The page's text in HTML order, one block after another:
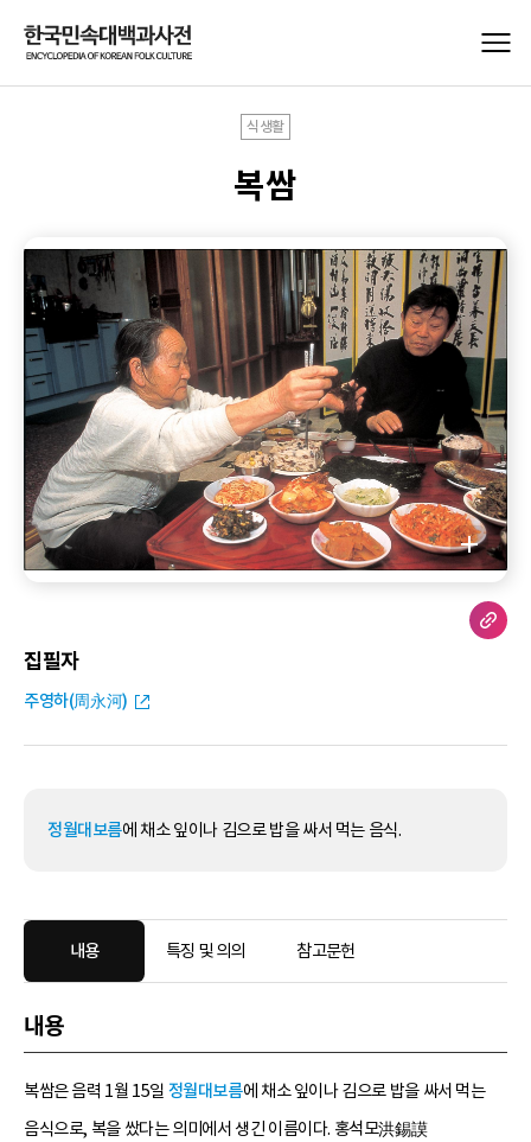
식생활
복쌈
집필자
주영하(周永河)
정월대보름에 채소 잎이나 김으로 밥을 싸서 먹는 음식.
내용 특징 및 의의 참고문헌
내용
복쌈은 음력 1월 15일 정월대보름에 채소 잎이나 김으로 밥을 싸서 먹는
음식으로, 복을 쌌다는 의미에서 생긴 이름이다. 홍석모洪錫謨